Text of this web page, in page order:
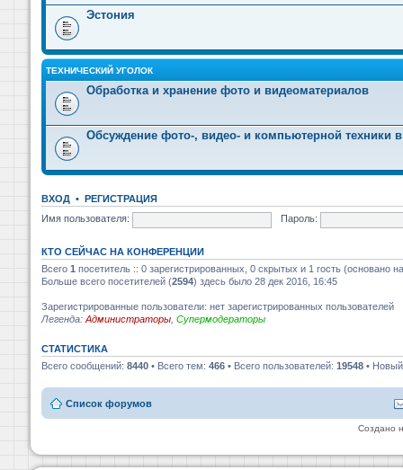
Эстония
ТЕХНИЧЕСКИЙ УГОЛОК
Обработка и хранение фото и видеоматериалов
Обсуждение фото-, видео- и компьютерной техники в
ВХОД • РЕГИСТРАЦИЯ
Имя пользователя:
Пароль:
КТО СЕЙЧАС НА КОНФЕРЕНЦИИ
Всего 1 посетитель :: 0 зарегистрированных, 0 скрытых и 1 гость (основано
Больше всего посетителей (2594) здесь было 28 дек 2016, 16:45
Зарегистрированные пользователи: нет зарегистрированных пользователей
Легенда: Администраторы Супермодераторы
СТАТИСТИКА
Всего сообщений: 8440 • Всего тем: 466 • Всего пользователей: 19548 •
Список форумов
Создано